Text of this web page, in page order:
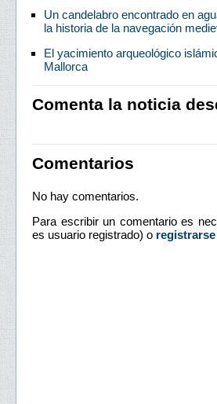
Un candelabro encontrado en
la historia de la navegación
El yacimiento arqueológico
Mallorca
Comenta la noticia
Comentarios
No hay comentarios.
Para escribir un comentario es
es usuario registrado) o registrarse